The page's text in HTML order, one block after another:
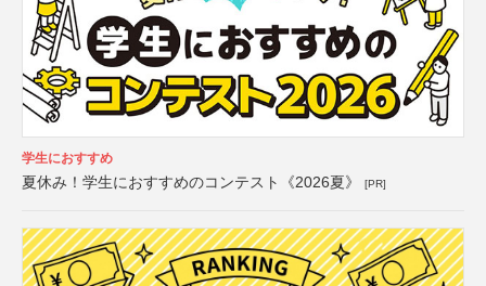
学生におすすめ
夏休み！学生におすすめのコンテスト《2026夏》 [PR]